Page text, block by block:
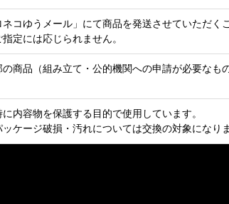
コゆうメール」にて商品を発送させていただく
定には応じられません。
商品（組み立て・公的機関への申請が必要なも
内容物を保護する目的で使用しています。
ケージ破損・汚れについては交換の対象になりま